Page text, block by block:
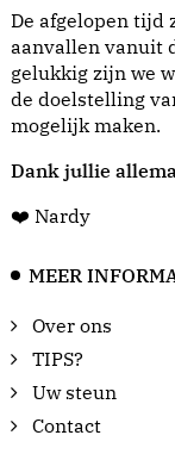
De afgelopen tijd
aanvallen vanuit
gelukkig zijn we
de doelstelling
mogelijk maken.
Dank jullie
❤️ Nardy
MEER
Over ons
TIPS?
Uw steun
Contact